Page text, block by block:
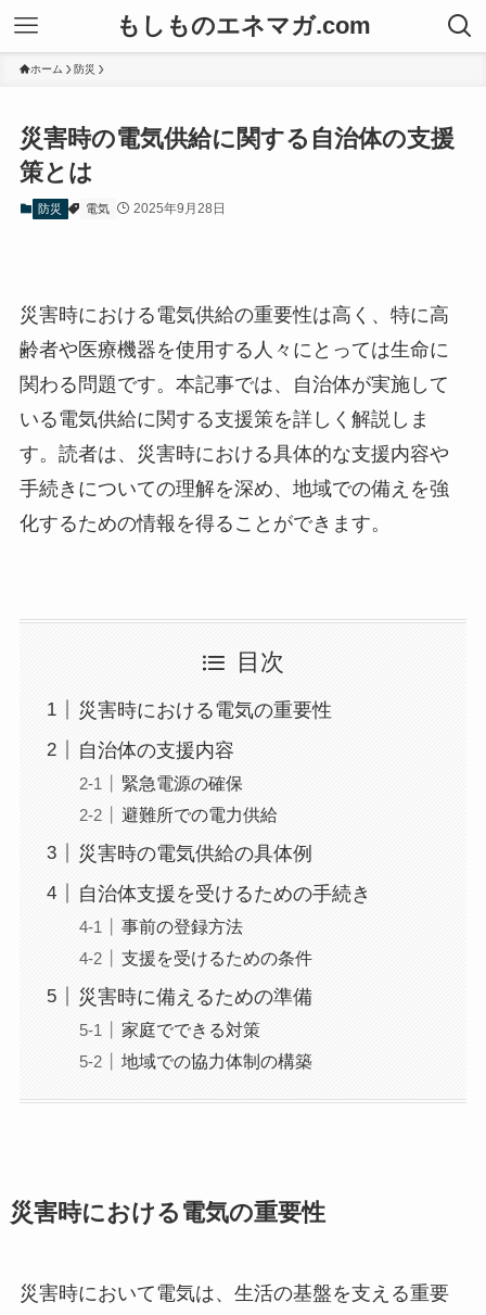
もしものエネマガ.com
ホーム 防災
災害時の電気供給に関する自治体の支援
策とは
防災 電気 2025年9月28日
災害時における電気供給の重要性は高く、特に高
齢者や医療機器を使用する人々にとっては生命に
関わる問題です。本記事では、自治体が実施して
いる電気供給に関する支援策を詳しく解説しま
す。読者は、災害時における具体的な支援内容や
手続きについての理解を深め、地域での備えを強
化するための情報を得ることができます。
目次
災害時における電気の重要性
自治体の支援内容
緊急電源の確保
避難所での電力供給
災害時の電気供給の具体例
自治体支援を受けるための手続き
事前の登録方法
支援を受けるための条件
災害時に備えるための準備
家庭でできる対策
地域での協力体制の構築
災害時における電気の重要性
災害時において電気は、生活の基盤を支える重要